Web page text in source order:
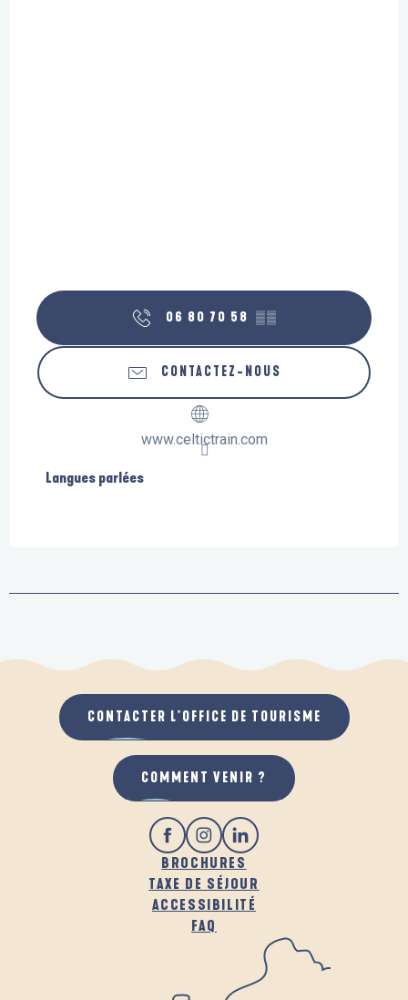
06 80 70 58 ▒▒
CONTACTEZ-NOUS
www.celtictrain.com
Langues parlées
Langues parlées
BROCHURES
TAXE DE SÉJOUR
ACCESSIBILITÉ
FAQ
CONTACTER L'OFFICE DE TOURISME
COMMENT VENIR ?